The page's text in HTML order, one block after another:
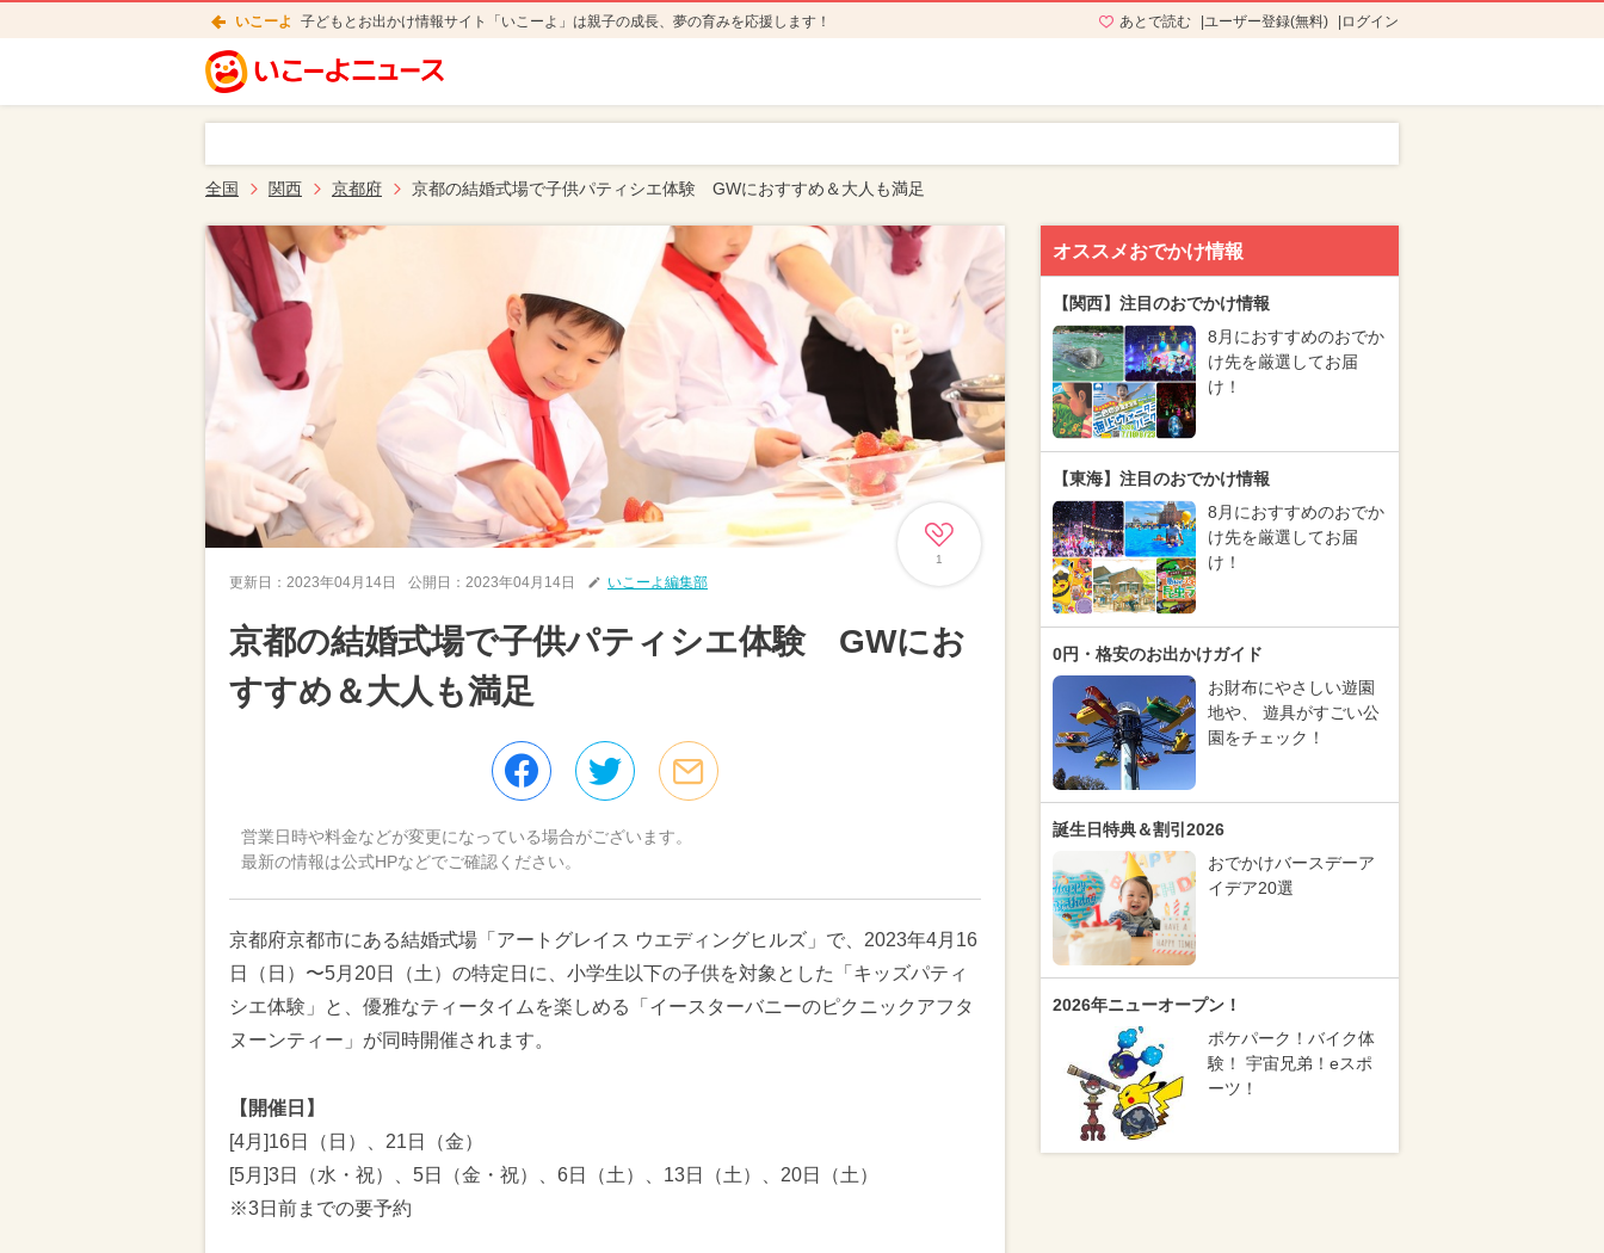
いこーよ 子どもとお出かけ情報サイト「いこーよ」は親子の成長、夢の育みを応援します！ あとで読む ユーザー登録(無料) ログイン
全国 関西 京都府 京都の結婚式場で子供パティシエ体験 GWにおすすめ＆大人も満足
1
更新日： 2023年04月14日 公開日： 2023年04月14日 いこーよ編集部
京都の結婚式場で子供パティシエ体験 GWにお
すすめ＆大人も満足
営業日時や料金などが変更になっている場合がございます。
最新の情報は公式HPなどでご確認ください。
京都府京都市にある結婚式場「アートグレイス ウエディングヒルズ」で、2023年4月16
日（日）〜5月20日（土）の特定日に、小学生以下の子供を対象とした「キッズパティ
シエ体験」と、優雅なティータイムを楽しめる「イースターバニーのピクニックアフタ
ヌーンティー」が同時開催されます。
【開催日】
[4月]16日（日）、21日（金）
[5月]3日（水・祝）、5日（金・祝）、6日（土）、13日（土）、20日（土）
※3日前までの要予約
オススメおでかけ情報
【関西】注目のおでかけ情報
8月におすすめのおでか
け先を厳選してお届
け！
【東海】注目のおでかけ情報
8月におすすめのおでか
け先を厳選してお届
け！
0円・格安のお出かけガイド
お財布にやさしい遊園
地や、 遊具がすごい公
園をチェック！
誕生日特典＆割引2026
おでかけバースデーア
イデア20選
2026年ニューオープン！
ポケパーク！バイク体
験！ 宇宙兄弟！eスポ
ーツ！